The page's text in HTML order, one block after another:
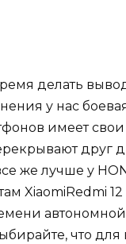
делать
у нас
имеет
друг
же лучше у
XiaomiRedmi 12
что для